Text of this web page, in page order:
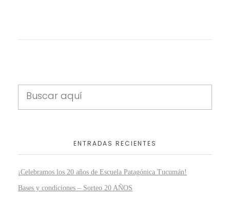
ENTRADAS RECIENTES
¡Celebramos los 20 años de Escuela Patagónica Tucumán!
Bases y condiciones – Sorteo 20 AÑOS